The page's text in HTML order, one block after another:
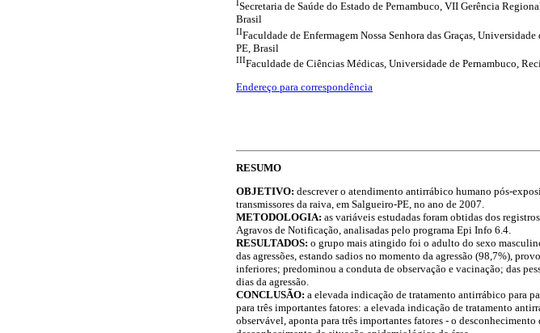
ISecretaria de Saúde do Estado de Pernambuco, VII Gerência
Brasil
IIFaculdade de Enfermagem Nossa Senhora das Graças,
PE, Brasil
IIIFaculdade de Ciências Médicas, Universidade de Pernambuco,
Endereço para correspondência
RESUMO
OBJETIVO: descrever o atendimento antirrábico humano pós-
transmissores da raiva, em Salgueiro-PE, no ano de 2007.
METODOLOGIA: as variáveis estudadas foram obtidas dos
Agravos de Notificação, analisadas pelo programa Epi Info 6.4.
RESULTADOS: o grupo mais atingido foi o adulto do sexo
das agressões, estando sadios no momento da agressão (98,7%),
inferiores; predominou a conduta de observação e vacinação; das
dias da agressão.
CONCLUSÃO: a elevada indicação de tratamento antirrábico para
para três importantes fatores: a elevada indicação de tratamento
observável, aponta para três importantes fatores - o